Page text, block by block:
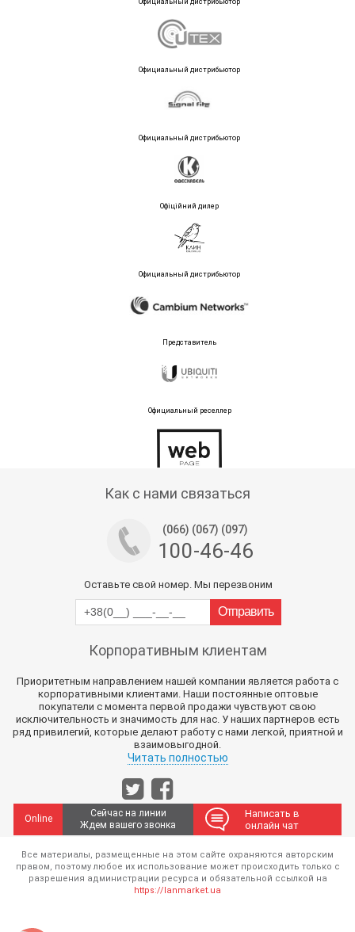
Официальный дистрибьютор
Официальный дистрибьютор
Офіційний дилер
Официальный дистрибьютор
Представитель
Официальный реселлер
Как с нами связаться
(066) (067) (097)
100-46-46
Оставьте свой номер. Мы перезвоним
Корпоративным клиентам
Приоритетным направлением нашей компании является работа с
корпоративными клиентами. Наши постоянные оптовые
покупатели с момента первой продажи чувствуют свою
исключительность и значимость для нас. У наших партнеров есть
ряд привилегий, которые делают работу с нами легкой, приятной и
взаимовыгодной.
Читать полностью
Online
Сейчас на линии
Ждем вашего звонка
Написать в
онлайн чат
Все материалы, размещенные на этом сайте охраняются авторским
правом, поэтому любое их использование может происходить только с
разрешения администрации ресурса и обязательной ссылкой на
https://lanmarket.ua